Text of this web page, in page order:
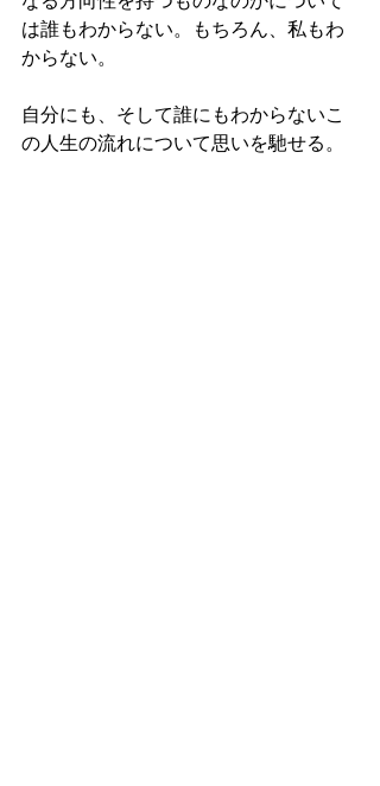
は誰もわからない。もちろん、私もわ
からない。
自分にも、そして誰にもわからないこ
の人生の流れについて思いを馳せる。